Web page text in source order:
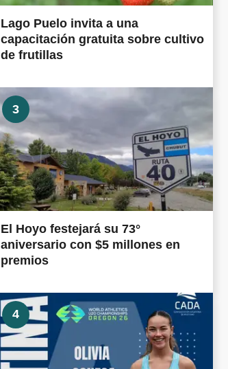
Lago Puelo invita a una
capacitación gratuita sobre cultivo
de frutillas
3
El Hoyo festejará su 73°
aniversario con $5 millones en
premios
4